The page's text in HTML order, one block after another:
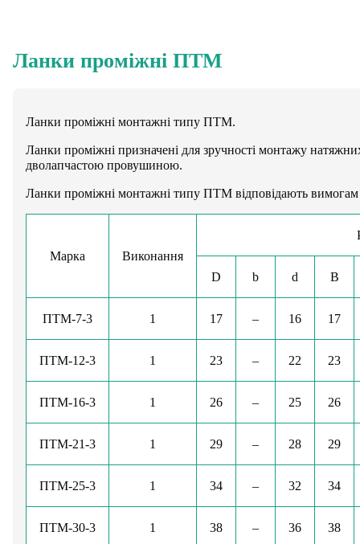
Ланки проміжні ПТМ
Ланки проміжні монтажні типу ПТМ.
Ланки проміжні призначені для зручності монтажу
дволапчастою провушиною.
Ланки проміжні монтажні типу ПТМ відповідають
Марка Виконання
D b d B
ПТМ-7-3 1 17 – 16 17
ПТМ-12-3 1 23 – 22 23
ПТМ-16-3 1 26 – 25 26
ПТМ-21-3 1 29 – 28 29
ПТМ-25-3 1 34 – 32 34
ПТМ-30-3 1 38 – 36 38